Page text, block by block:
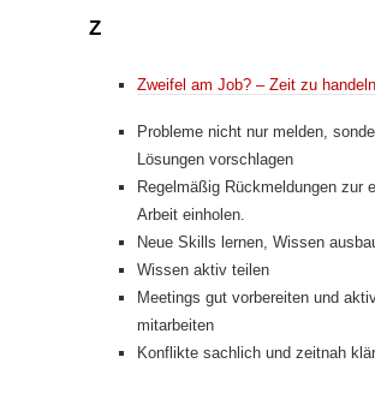
Z
Zweifel am Job? – Zeit zu
Probleme nicht nur melden,
Lösungen vorschlagen
Regelmäßig Rückmeldungen zur
Arbeit einholen.
Neue Skills lernen, Wissen
Wissen aktiv teilen
Meetings gut vorbereiten und
mitarbeiten
Konflikte sachlich und zeitnah